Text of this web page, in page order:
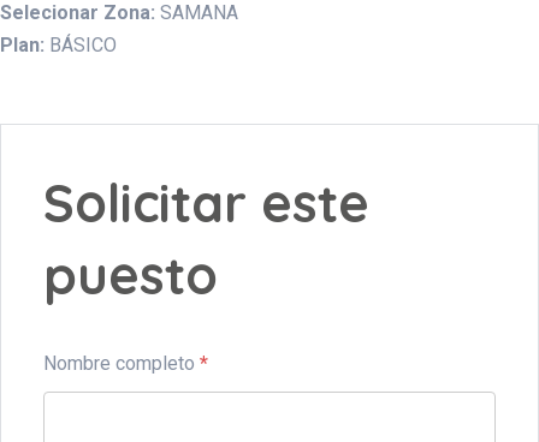
Selecionar Zona: SAMANA
Plan: BÁSICO
Solicitar este
puesto
Nombre completo *